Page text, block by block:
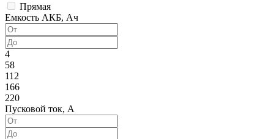
Прямая
Емкость АКБ, Ач
4
58
112
166
220
Пусковой ток, А